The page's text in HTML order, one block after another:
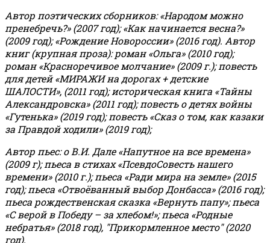
Автор поэтических сборников: «Народом можно
пренебречь?» (2007 год); «Как начинается весна?»
(2009 год); «Рождение Новороссии» (2016 год). Автор
книг (крупная проза): роман «Ольга» (2010 год);
роман «Красноречивое молчание» (2009 г.); повесть
для детей «МИРАЖИ на дорогах + детские
ШАЛОСТИ», (2011 год); историческая книга «Тайны
Александровска» (2011 год); повесть о детях войны
«Гутенька» (2019 год); повесть «Сказ о том, как казаки
за Правдой ходили» (2019 год);
Автор пьес: о В.И. Дале «Напутное на все времена»
(2009 г); пьеса в стихах «ПсевдоСовесть нашего
времени» (2010 г.); пьеса «Ради мира на земле» (2015
год); пьеса «Отвоёванный выбор Донбасса» (2016 год);
пьеса рождественская сказка «Вернуть папу»; пьеса
«С верой в Победу – за хлебом!»;пьеса «Родные
небратья» (2018 год), "Прикормленное место" (2020
год).